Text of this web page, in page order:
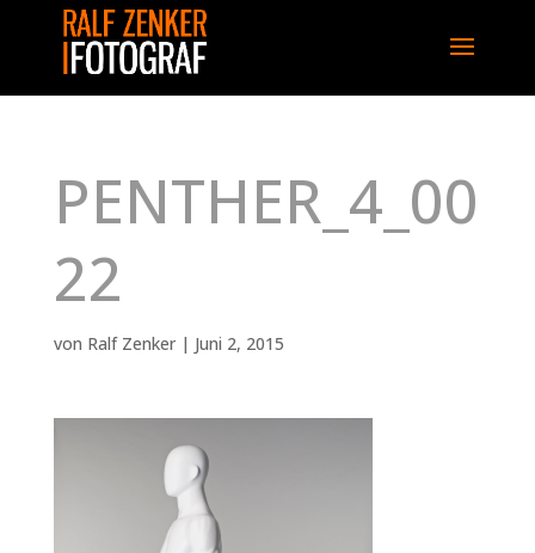
PENTHER_4_00
22
von Ralf Zenker| Juni 2, 2015